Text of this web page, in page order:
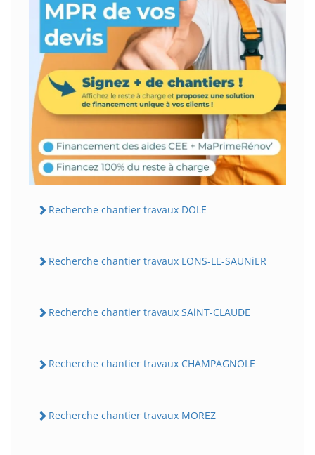
Recherche chantier travaux DOLE
Recherche chantier travaux LONS-LE-SAUNiER
Recherche chantier travaux SAiNT-CLAUDE
Recherche chantier travaux CHAMPAGNOLE
Recherche chantier travaux MOREZ